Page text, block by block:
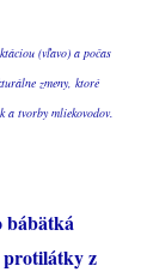
(vľavo) a počas
zmeny, ktoré
a tvorby mliekovodov.
bábätká
protilátky z